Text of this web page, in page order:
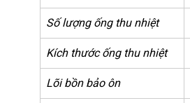
Số lượng ống thu nhiệt
Kích thước ống thu nhiệt
Lõi bồn bảo ôn